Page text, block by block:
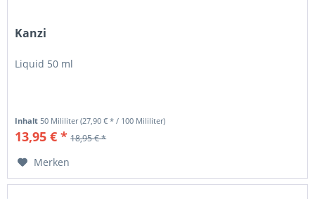
Kanzi
Liquid 50 ml
Inhalt 50 Mililiter(27,90 € * / 100 Mililiter)
13,95 € * 18,95 € *
Merken